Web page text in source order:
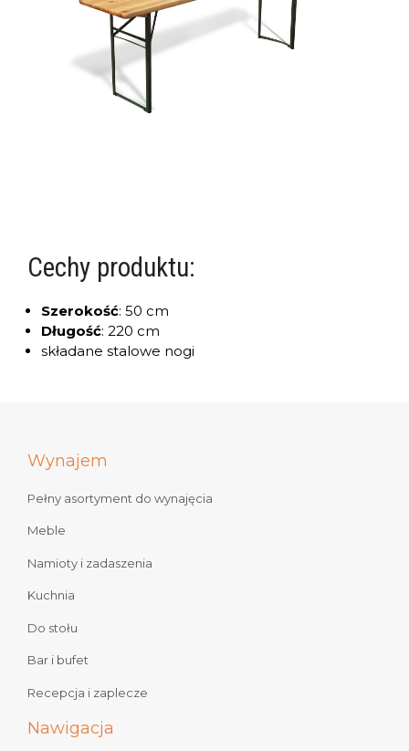
Cechy produktu:
Szerokość: 50 cm
Długość: 220 cm
składane stalowe nogi
Wynajem
Pełny asortyment do wynajęcia
Meble
Namioty i zadaszenia
Kuchnia
Do stołu
Bar i bufet
Recepcja i zaplecze
Nawigacja